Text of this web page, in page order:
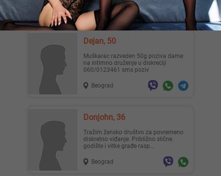
Beograd
Dejan, 50
Muškarac razveden 50g poziva dame
na intimno druženje u diskreciji
060/0123461 sms poziv
Beograd
Donjohn, 36
Tražim žensko društvo za povremeno
diskretno viđanje. Približno slične
godište i vitke građe rasp...
Beograd